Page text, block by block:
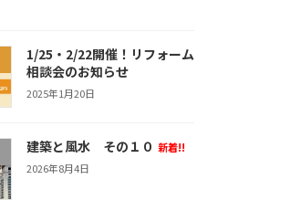
1/25・2/22開催！リフォーム
相談会のお知らせ
2025年1月20日
建築と風水 その１０ 新着!!
2026年8月4日